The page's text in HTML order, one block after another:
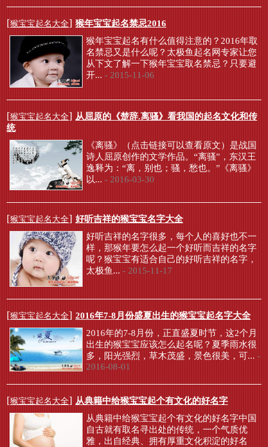
[猴宝宝起名大全] 猴年宝宝起名禁忌2016
猴年宝宝起名有什么值得注意的？2016年取
名禁忌又是什么呢？太极鱼起名网专家让您
从下文了解一下猴年宝宝取名禁忌？只要避
开... - 2015-11-06
[猴宝宝起名大全] 从屈原的《楚辞.离骚》看我国的起名文化和传
统
《离骚》（点击链接可以查看原文）是战国
诗人屈原创作的文学作品。“离骚”，东汉王
逸释为：“离，别也；骚，愁也。”《离骚》
以... - 2016-03-30
[猴宝宝起名大全] 好听吉祥的猴宝宝名字大全
好听吉祥的名字很多，每个人的喜好也不一
样，那猴年要怎么起一个好听而吉祥的名字
呢？猴宝宝有适合自己的好听吉祥的名字，
太极鱼... - 2015-11-17
[猴宝宝起名大全] 2016年7-8月份盛夏出生的猴宝宝起名字大全
2016年的7-8月份，正直盛夏时节，这2个月
出生的猴宝宝应该怎么起名呢？夏季雨水很
多，阳光强烈，草木茂盛，景色很美，可... -
2016-08-01
[猴宝宝起名大全] 从典籍中给猴宝宝起个有文化的好名字
从典籍中给猴宝宝起个有文化的好名字中国
自古就有取名寻出处的传统，一个气质优
雅，出自经典、拥有厚重文化积淀的好名